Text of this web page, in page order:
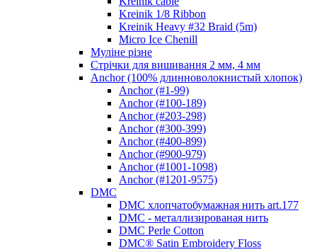
Kreinik 1/8 Ribbon
Kreinik Heavy #32 Braid (5m)
Micro Ice Chenill
Муліне різне
Стрічки для вишивання 2 мм, 4 мм
Anchor (100% длинноволокнистый хлопок)
Anchor (#1-99)
Anchor (#100-189)
Anchor (#203-298)
Anchor (#300-399)
Anchor (#400-899)
Anchor (#900-979)
Anchor (#1001-1098)
Anchor (#1201-9575)
DMC
DMC хлопчатобумажная нить art.177
DMC - металлизированая нить
DMC Perle Cotton
DMC® Satin Embroidery Floss